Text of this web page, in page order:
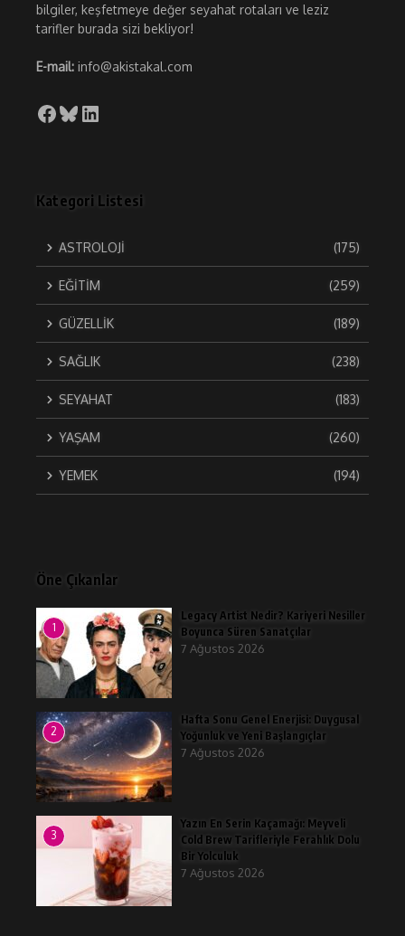
bilgiler, keşfetmeye değer seyahat rotaları ve leziz
tarifler burada sizi bekliyor!
E-mail: info@akistakal.com
Facebook
Bluesky
LinkedIn
Kategori Listesi
ASTROLOJİ (175)
EĞİTİM (259)
GÜZELLİK (189)
SAĞLIK (238)
SEYAHAT (183)
YAŞAM (260)
YEMEK (194)
Öne Çıkanlar
1
Legacy Artist Nedir? Kariyeri Nesiller
Boyunca Süren Sanatçılar
7 Ağustos 2026
2
Hafta Sonu Genel Enerjisi: Duygusal
Yoğunluk ve Yeni Başlangıçlar
7 Ağustos 2026
3
Yazın En Serin Kaçamağı: Meyveli
Cold Brew Tarifleriyle Ferahlık Dolu
Bir Yolculuk
7 Ağustos 2026